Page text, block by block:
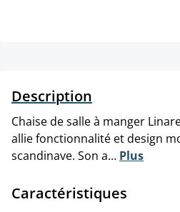
Description
Chaise de salle à manger
allie fonctionnalité et design
scandinave. Son a… Plus
Caractéristiques